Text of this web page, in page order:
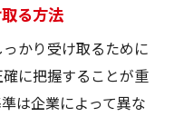
る方法
かり受け取るために
に把握することが重
は企業によって異な